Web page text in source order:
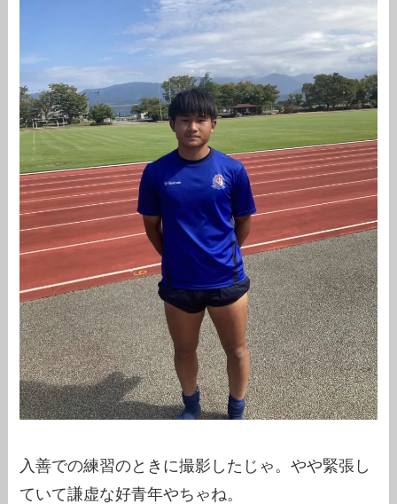
入善での練習のときに撮影したじゃ。やや緊張し
ていて謙虚な好青年やちゃね。